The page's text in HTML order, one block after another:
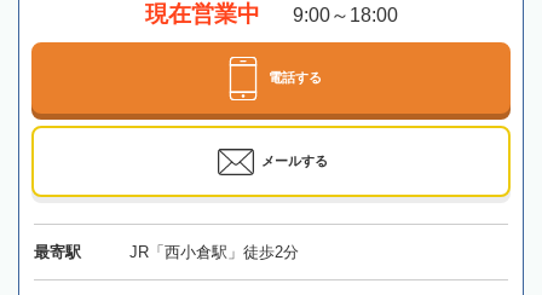
現在営業中 9:00～18:00
電話する
メールする
最寄駅 JR「西小倉駅」徒歩2分